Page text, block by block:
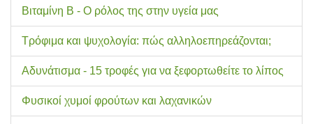
Βιταμίνη Β - Ο ρόλος της στην υγεία μας
Τρόφιμα και ψυχολογία: πώς αλληλοεπηρεάζονται;
Αδυνάτισμα - 15 τροφές για να ξεφορτωθείτε το λίπος
Φυσικοί χυμοί φρούτων και λαχανικών